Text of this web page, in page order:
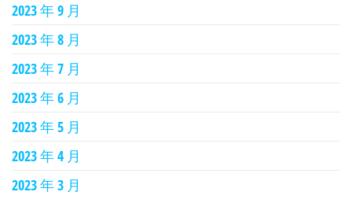
2023 年 9 月
2023 年 8 月
2023 年 7 月
2023 年 6 月
2023 年 5 月
2023 年 4 月
2023 年 3 月